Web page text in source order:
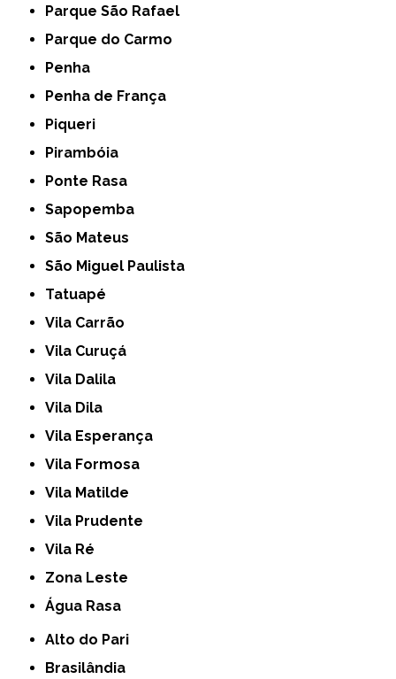
Parque São Rafael
Parque do Carmo
Penha
Penha de França
Piqueri
Pirambóia
Ponte Rasa
Sapopemba
São Mateus
São Miguel Paulista
Tatuapé
Vila Carrão
Vila Curuçá
Vila Dalila
Vila Dila
Vila Esperança
Vila Formosa
Vila Matilde
Vila Prudente
Vila Ré
Zona Leste
Água Rasa
Alto do Pari
Brasilândia